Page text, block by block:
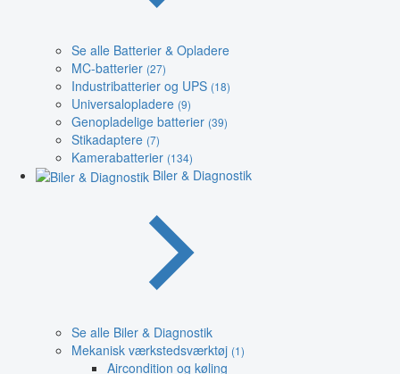
Se alle Batterier & Opladere
MC-batterier (27)
Industribatterier og UPS (18)
Universalopladere (9)
Genopladelige batterier (39)
Stikadaptere (7)
Kamerabatterier (134)
Biler & Diagnostik
Se alle Biler & Diagnostik
Mekanisk værkstedsværktøj (1)
Aircondition og køling